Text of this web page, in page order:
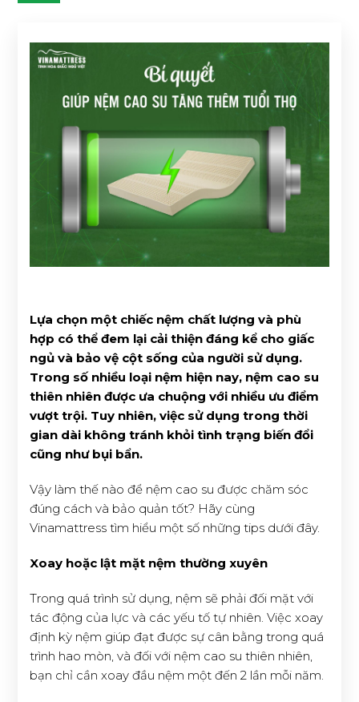
Lựa chọn một chiếc nệm chất lượng và phù
hợp có thể đem lại cải thiện đáng kể cho giấc
ngủ và bảo vệ cột sống của người sử dụng.
Trong số nhiều loại nệm hiện nay, nệm cao su
thiên nhiên được ưa chuộng với nhiều ưu điểm
vượt trội. Tuy nhiên, việc sử dụng trong thời
gian dài không tránh khỏi tình trạng biến đổi
cũng như bụi bẩn.
Vậy làm thế nào để nệm cao su được chăm sóc
đúng cách và bảo quản tốt? Hãy cùng
Vinamattress tìm hiểu một số những tips dưới đây.
Xoay hoặc lật mặt nệm thường xuyên
Trong quá trình sử dụng, nệm sẽ phải đối mặt với
tác động của lực và các yếu tố tự nhiên. Việc xoay
định kỳ nệm giúp đạt được sự cân bằng trong quá
trình hao mòn, và đối với nệm cao su thiên nhiên,
bạn chỉ cần xoay đầu nệm một đến 2 lần mỗi năm.